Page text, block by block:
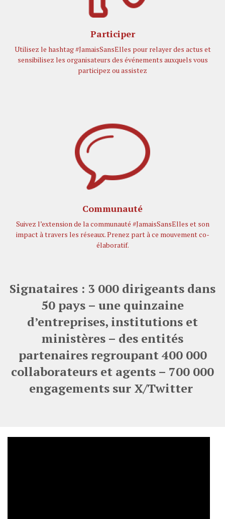
Participer
Utilisez le hashtag #JamaisSansElles pour relayer des actus et
sensibilisez les organisateurs des événements auxquels vous
participez ou assistez
Communauté
Suivez l’extension de la communauté #JamaisSansElles et son
impact à travers les réseaux. Prenez part à ce mouvement co-
élaboratif.
Signataires : 3 000 dirigeants dans
50 pays – une quinzaine
d’entreprises, institutions et
ministères – des entités
partenaires regroupant 400 000
collaborateurs et agents – 700 000
engagements sur X/Twitter